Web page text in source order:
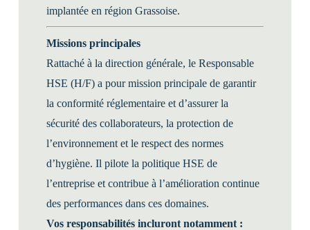
implantée en région Grassoise.
Missions principales
Rattaché à la direction générale, le Responsable
HSE (H/F) a pour mission principale de garantir
la conformité réglementaire et d’assurer la
sécurité des collaborateurs, la protection de
l’environnement et le respect des normes
d’hygiène. Il pilote la politique HSE de
l’entreprise et contribue à l’amélioration continue
des performances dans ces domaines.
Vos responsabilités incluront notamment :